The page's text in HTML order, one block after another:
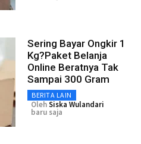
Sering Bayar Ongkir 1
Kg?Paket Belanja
Online Beratnya Tak
Sampai 300 Gram
BERITA LAIN
OlehSiska Wulandari
baru saja